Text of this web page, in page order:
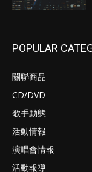
POPULAR
關聯商品
CD/DVD
歌手動態
活動情報
演唱會情報
活動報導